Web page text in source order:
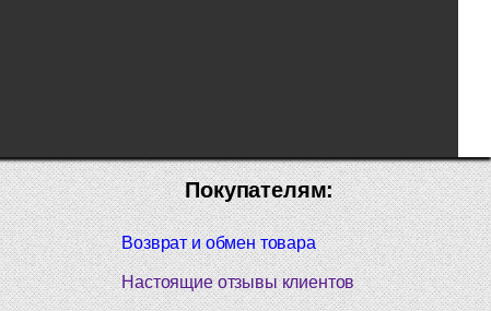
Покупателям:
Возврат и обмен товара
Настоящие отзывы клиентов